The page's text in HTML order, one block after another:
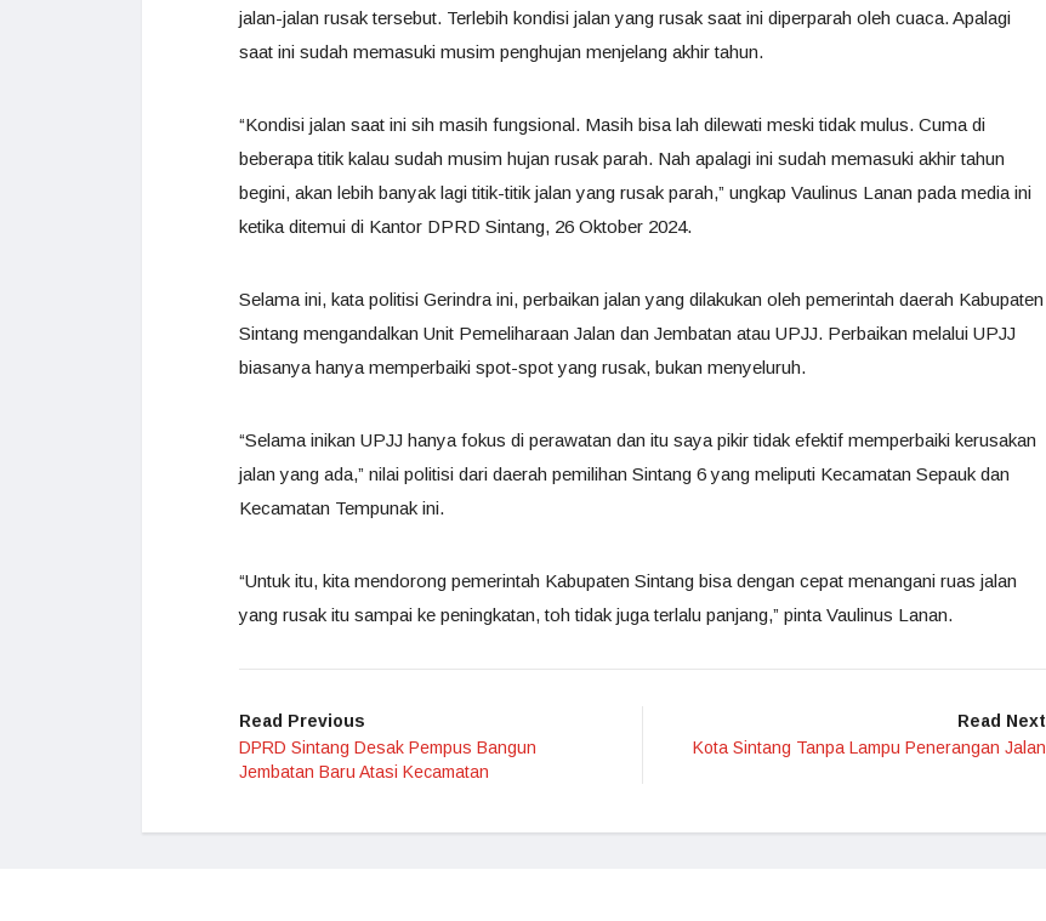
jalan-jalan rusak tersebut. Terlebih kondisi jalan yang rusak saat ini diperparah oleh cuaca. Apalagi
saat ini sudah memasuki musim penghujan menjelang akhir tahun.
“Kondisi jalan saat ini sih masih fungsional. Masih bisa lah dilewati meski tidak mulus. Cuma di
beberapa titik kalau sudah musim hujan rusak parah. Nah apalagi ini sudah memasuki akhir tahun
begini, akan lebih banyak lagi titik-titik jalan yang rusak parah,” ungkap Vaulinus Lanan pada media ini
ketika ditemui di Kantor DPRD Sintang, 26 Oktober 2024.
Selama ini, kata politisi Gerindra ini, perbaikan jalan yang dilakukan oleh pemerintah daerah Kabupaten
Sintang mengandalkan Unit Pemeliharaan Jalan dan Jembatan atau UPJJ. Perbaikan melalui UPJJ
biasanya hanya memperbaiki spot-spot yang rusak, bukan menyeluruh.
“Selama inikan UPJJ hanya fokus di perawatan dan itu saya pikir tidak efektif memperbaiki kerusakan
jalan yang ada,” nilai politisi dari daerah pemilihan Sintang 6 yang meliputi Kecamatan Sepauk dan
Kecamatan Tempunak ini.
“Untuk itu, kita mendorong pemerintah Kabupaten Sintang bisa dengan cepat menangani ruas jalan
yang rusak itu sampai ke peningkatan, toh tidak juga terlalu panjang,” pinta Vaulinus Lanan.
Read Previous
DPRD Sintang Desak Pempus Bangun
Jembatan Baru Atasi Kecamatan
Read Next
Kota Sintang Tanpa Lampu Penerangan Jalan